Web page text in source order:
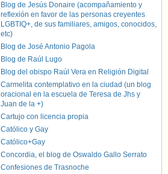
Blog de Jesús Donaire (acompañamiento y
reflexión en favor de las personas creyentes
LGBTIQ+, de sus familiares, amigos, conocidos,
etc)
Blog de José Antonio Pagola
Blog de Raúl Lugo
Blog del obispo Raúl Vera en Religión Digital
Carmelita contemplativo en la ciudad (un blog
oracional en la escuela de Teresa de Jhs y
Juan de la +)
Cartujo con licencia propia
Católico y Gay
Católico+Gay
Concordia, el blog de Oswaldo Gallo Serrato
Confesiones de Trasnoche